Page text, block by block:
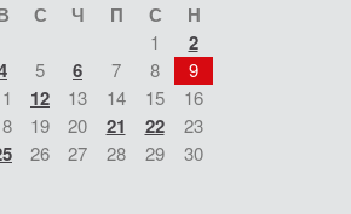
С Ч П С Н
1 2
5 6 7 8
9
12 13 14 15
16
19 20 21 22
23
26 27 28 29
30